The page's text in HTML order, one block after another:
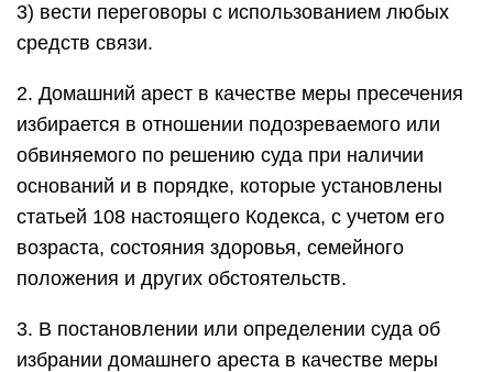
3) вести переговоры с использованием любых
средств связи.
2. Домашний арест в качестве меры пресечения
избирается в отношении подозреваемого или
обвиняемого по решению суда при наличии
оснований и в порядке, которые установлены
статьей 108 настоящего Кодекса, с учетом его
возраста, состояния здоровья, семейного
положения и других обстоятельств.
3. В постановлении или определении суда об
избрании домашнего ареста в качестве меры